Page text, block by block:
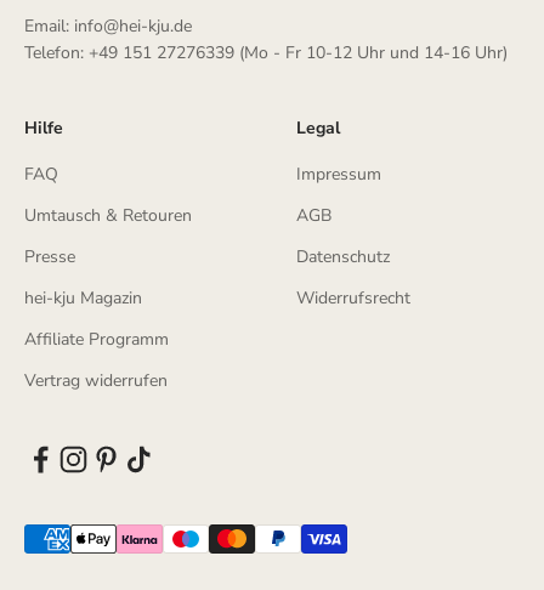
Email: info@hei-kju.de
Telefon: +49 151 27276339 (Mo - Fr 10-12 Uhr und 14-16 Uhr)
Hilfe
FAQ
Umtausch & Retouren
Presse
hei-kju Magazin
Affiliate Programm
Vertrag widerrufen
Legal
Impressum
AGB
Datenschutz
Widerrufsrecht